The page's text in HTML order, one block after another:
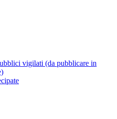
vigilati (da pubblicare in